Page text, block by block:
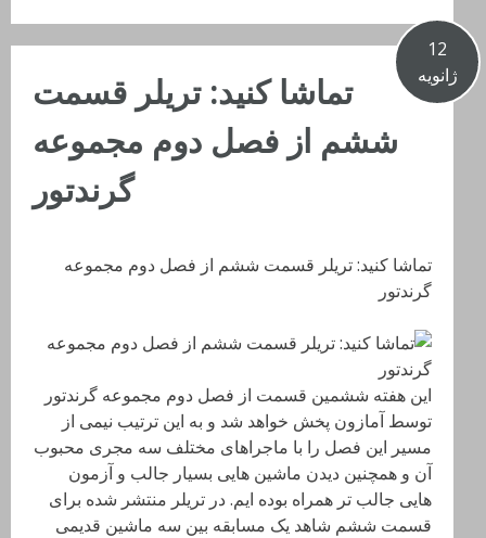
12
ژانویه
تماشا کنید: تریلر قسمت
ششم از فصل دوم مجموعه
گرندتور
تماشا کنید: تریلر قسمت ششم از فصل دوم مجموعه
گرندتور
این هفته ششمین قسمت از فصل دوم مجموعه گرندتور
توسط آمازون پخش خواهد شد و به این ترتیب نیمی از
مسیر این فصل را با ماجراهای مختلف سه مجری محبوب
آن و همچنین دیدن ماشین هایی بسیار جالب و آزمون
هایی جالب تر همراه بوده ایم. در تریلر منتشر شده برای
قسمت ششم شاهد یک مسابقه بین سه ماشین قدیمی